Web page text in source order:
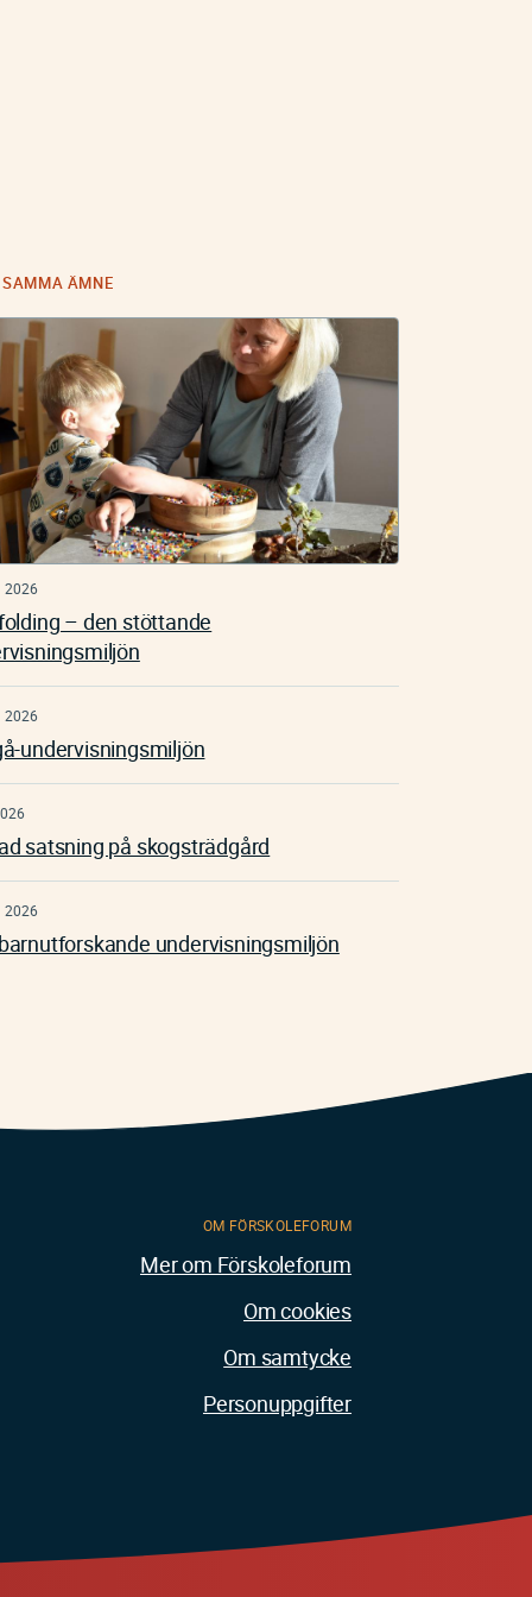
ÄMNE
2026
– den stöttande
2026
undervisningsmiljön
satsning på skogsträdgård
2026
undervisningsmiljön
OM FÖRSKOLEFORUM
Mer om Förskoleforum
Om cookies
Om samtycke
Personuppgifter